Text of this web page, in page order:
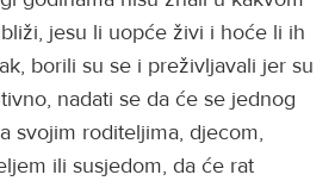
jesu li uopće živi i hoće li ih
borili su se i preživljavali jer su
nadati se da će se jednog
svojim roditeljima, djecom,
ili susjedom, da će rat